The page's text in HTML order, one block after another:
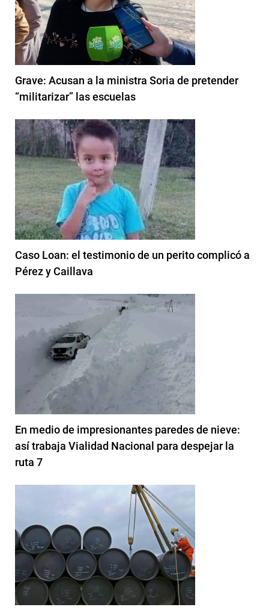
Grave: Acusan a la ministra Soria de pretender
“militarizar” las escuelas
Caso Loan: el testimonio de un perito complicó a
Pérez y Caillava
En medio de impresionantes paredes de nieve:
así trabaja Vialidad Nacional para despejar la
ruta 7